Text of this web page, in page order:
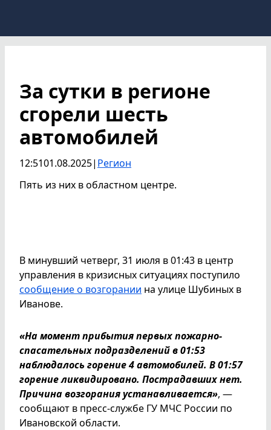
За сутки в регионе
сгорели шесть
автомобилей
12:5101.08.2025| Регион
Пять из них в областном центре.
В минувший четверг, 31 июля в 01:43 в центр
управления в кризисных ситуациях поступило
сообщение о возгорании на улице Шубиных в
Иванове.
«На момент прибытия первых пожарно-
спасательных подразделений в 01:53
наблюдалось горение 4 автомобилей. В 01:57
горение ликвидировано. Пострадавших нет.
Причина возгорания устанавливается», —
сообщают в пресс-службе ГУ МЧС России по
Ивановской области.